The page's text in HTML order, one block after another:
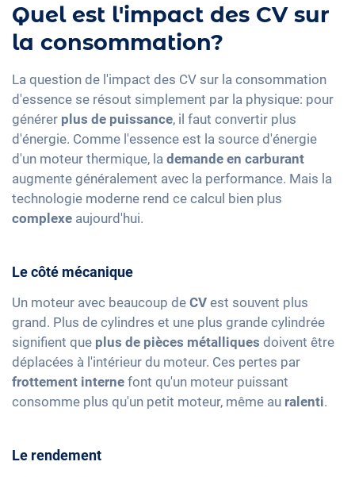
Quel est l'impact des CV sur
la consommation?
La question de l'impact des CV sur la consommation
d'essence se résout simplement par la physique: pour
générer plus de puissance, il faut convertir plus
d'énergie. Comme l'essence est la source d'énergie
d'un moteur thermique, la demande en carburant
augmente généralement avec la performance. Mais la
technologie moderne rend ce calcul bien plus
complexe aujourd'hui.
Le côté mécanique
Un moteur avec beaucoup de CV est souvent plus
grand. Plus de cylindres et une plus grande cylindrée
signifient que plus de pièces métalliques doivent être
déplacées à l'intérieur du moteur. Ces pertes par
frottement interne font qu'un moteur puissant
consomme plus qu'un petit moteur, même au ralenti.
Le rendement